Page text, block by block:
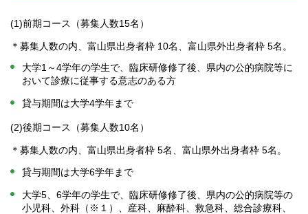
(1)前期コース（募集人数15名）
＊募集人数の内、富山県出身者枠 10名、富山県外出身者枠 5名。
大学1～4学年の学生で、臨床研修修了後、県内の公的病院等に
おいて診療に従事する意志のある方
貸与期間は大学4学年まで
(2)後期コース（募集人数10名）
＊募集人数の内、富山県出身者枠 5名、富山県外出身者枠 5名。
貸与期間は大学6学年まで
大学5、6学年の学生で、臨床研修修了後、県内の公的病院等の
小児科、外科（※１）、産科、麻酔科、救急科、総合診療科、